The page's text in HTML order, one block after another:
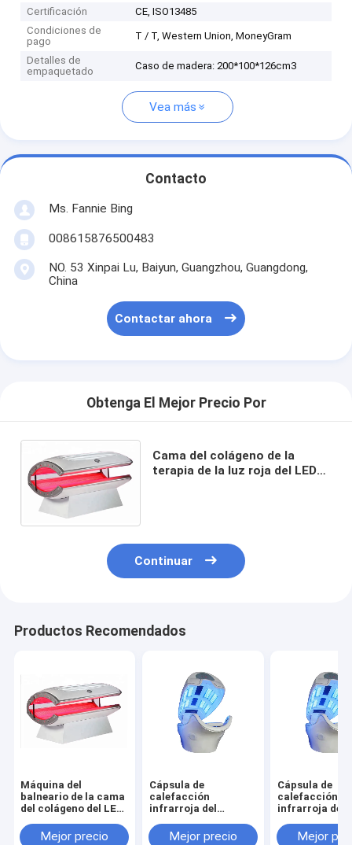
Certificación
CE, ISO13485
Condiciones de
pago
T / T, Western Union, MoneyGram
Detalles de
empaquetado
Caso de madera: 200*100*126cm3
Vea más
Contacto
Ms. Fannie Bing
008615876500483
NO. 53 Xinpai Lu, Baiyun, Guangzhou, Guangdong,
China
Contactar ahora
Obtenga El Mejor Precio Por
Cama del colágeno de la
terapia de la luz roja del LED
Continuar
Productos Recomendados
Máquina del
balneario de la cama
del colágeno del LED
elastina y del
Mejor precio
Cápsula de
calefacción
infrarroja del
terapia de Lighe LED
Mejor precio
Cápsula de
calefacción
infrarroja del
terapia de
Mejor